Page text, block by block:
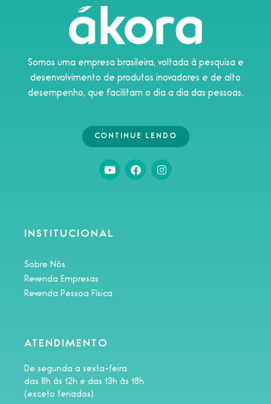
Somos uma empresa brasileira, voltada à pesquisa e
desenvolvimento de produtos inovadores e de alto
desempenho, que facilitam o dia a dia das pessoas.
CONTINUE LENDO
INSTITUCIONAL
Sobre Nós
Revenda Empresas
Revenda Pessoa Física
ATENDIMENTO
De segunda a sexta-feira
das 8h às 12h e das 13h às 18h
(exceto feriados)